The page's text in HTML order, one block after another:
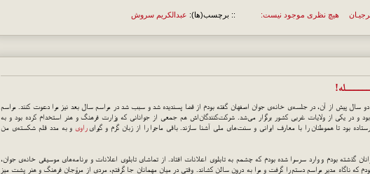
هیچ نظری موجود نیست: :: برچسب(ها): عبدالکریم سروش
سال پیش از آن، در جلسه‌ی خانه‌ی جوان اصفهان گفته بودم از قضا پسندیده شد و سبب شد در مراسم سال بعد نیز مرا دعوت كنند. مراسم
بعدی بهار 1357 بود و در یكی از ولایات غربی كشور برگزار می‌شد. شركت‌كنندگان‌اش هم جمعی از جوانانی كه وزارت فرهنگ و هنر استخدام كرده بود و به
بود تا هموطنان را با معارف ایرانی و سنت‌های ملی آشنا سازند. باقی ماجرا را از زبان گرم و گیرای راوی و به مدد قلم شكسته‌ی من
گذشته بودم و وارد سرسرا شده بودم كه چشمم به تابلوی اعلانات افتاد. از تماشای تابلوی اعلانات و برنامه‌های موسیقی خانه‌ی جوان،
كه ناگاه مدیر مراسم دستم را گرفت و مرا به درون سالن كشاند. وقتی در میان مهمانان جا گرفتم، مردی از مروّجان فرهنگ و هنر پشت میز